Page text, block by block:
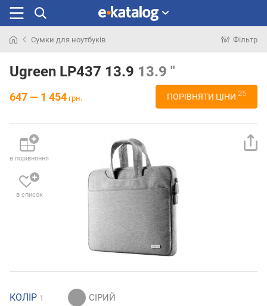
раніше
Сумки для ноутбуків Фільтр
Ugreen LP437 13.9 13.9 "
647 — 1 454 грн. ПОРІВНЯТИ ЦІНИ 25
в порівняння
в список
КОЛІР 1